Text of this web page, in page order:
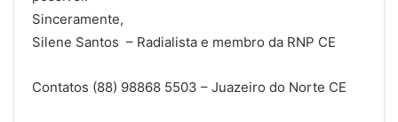
Sinceramente,
Silene Santos – Radialista e membro da RNP CE
Contatos (88) 98868 5503 – Juazeiro do Norte CE